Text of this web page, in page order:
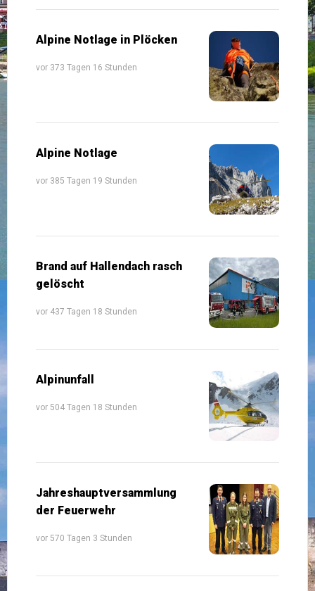
Alpine Notlage in Plöcken
vor 373 Tagen 16 Stunden
Alpine Notlage
vor 385 Tagen 19 Stunden
Brand auf Hallendach rasch
gelöscht
vor 437 Tagen 18 Stunden
Alpinunfall
vor 504 Tagen 18 Stunden
Jahreshauptversammlung
der Feuerwehr
vor 570 Tagen 3 Stunden